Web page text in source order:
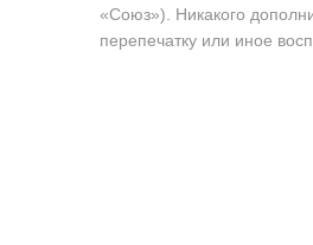
«Союз»). Никакого
перепечатку или иное